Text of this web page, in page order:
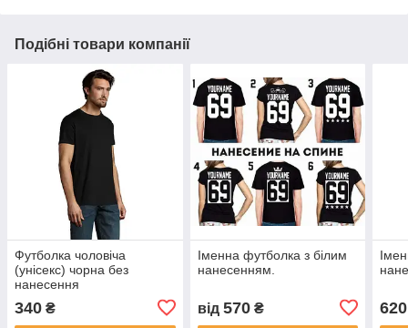
Подібні товари компанії
Футболка чоловіча
(унісекс) чорна без
нанесення
340 ₴
Іменна футболка з білим
нанесенням.
від 570₴ 620